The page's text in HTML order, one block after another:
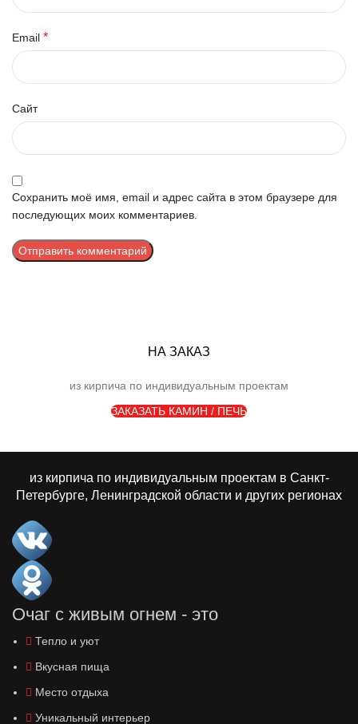
Email *
Сайт
Сохранить моё имя, email и адрес сайта в этом браузере для
последующих моих комментариев.
НА ЗАКАЗ
из кирпича по индивидуальным проектам
ЗАКАЗАТЬ КАМИН / ПЕЧЬ
из кирпича по индивидуальным проектам в Санкт-
Петербурге, Ленинградской области и других регионах
Очаг с живым огнем - это
Тепло и уют
Вкусная пища
Место отдыха
Уникальный интерьер